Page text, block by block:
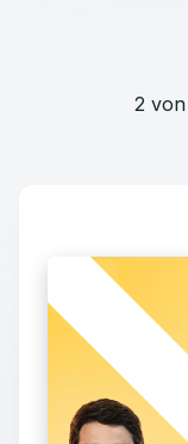
2